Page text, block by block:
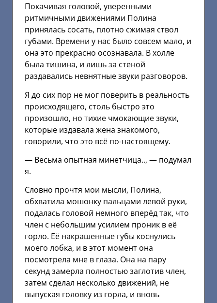
Покачивая головой, уверенными
ритмичными движениями Полина
принялась сосать, плотно сжимая ствол
губами. Времени у нас было совсем мало, и
она это прекрасно осознавала. В холле
была тишина, и лишь за стеной
раздавались невнятные звуки разговоров.
Я до сих пор не мог поверить в реальность
происходящего, столь быстро это
произошло, но тихие чмокающие звуки,
которые издавала жена знакомого,
говорили, что это всё по-настоящему.
— Весьма опытная минетчица.., — подумал
я.
Словно прочтя мои мысли, Полина,
обхватила мошонку пальцами левой руки,
подалась головой немного вперёд так, что
член с небольшим усилием проник в её
горло. Её накрашенные губы коснулись
моего лобка, и в этот момент она
посмотрела мне в глаза. Она на пару
секунд замерла полностью заглотив член,
затем сделал несколько движений, не
выпуская головку из горла, и вновь